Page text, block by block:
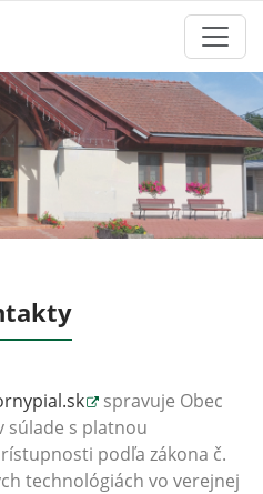
spravuje Obec
súlade s platnou
podľa zákona č.
technológiách vo verejnej